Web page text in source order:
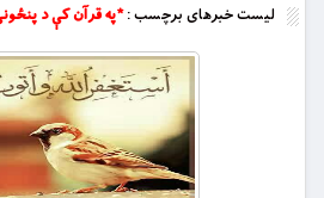
لیست خبرهای برچسب :*په قرآن کې د